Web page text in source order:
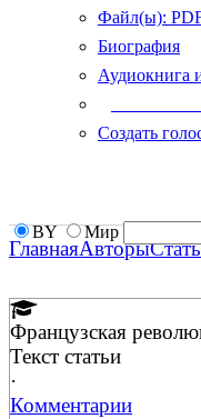
Файл(ы):
Биография
Аудиокнига
Создать
BY Мир
ГлавнаяАвторы
Французская
Текст статьи
·
Комментарии